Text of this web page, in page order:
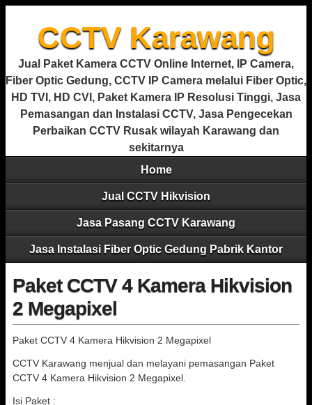
CCTV Karawang
Jual Paket Kamera CCTV Online Internet, IP Camera,
Fiber Optic Gedung, CCTV IP Camera melalui Fiber Optic,
HD TVI, HD CVI, Paket Kamera IP Resolusi Tinggi, Jasa
Pemasangan dan Instalasi CCTV, Jasa Pengecekan
Perbaikan CCTV Rusak wilayah Karawang dan
sekitarnya
Home
Jual CCTV Hikvision
Jasa Pasang CCTV Karawang
Jasa Instalasi Fiber Optic Gedung Pabrik Kantor
Paket CCTV 4 Kamera Hikvision
2 Megapixel
Paket CCTV 4 Kamera Hikvision 2 Megapixel
CCTV Karawang menjual dan melayani pemasangan Paket
CCTV 4 Kamera Hikvision 2 Megapixel.
Isi Paket :